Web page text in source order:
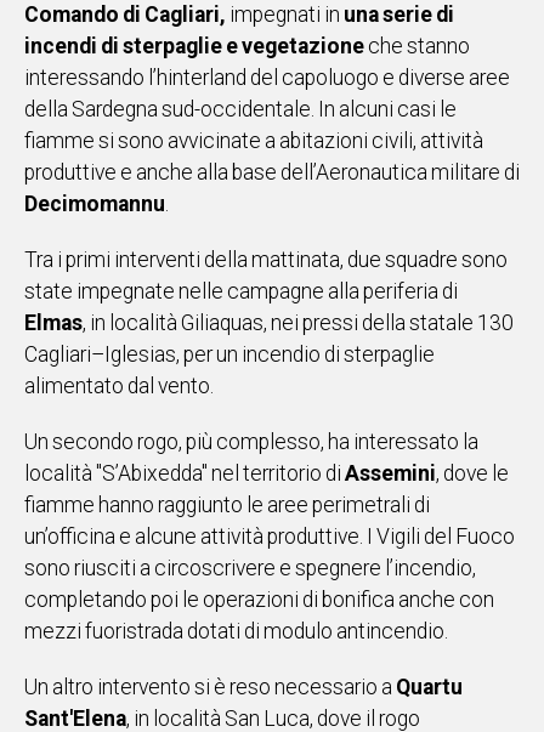
IN
ITALIA
NEL
MONDO
SPORT
EVENTI
STORIE
VIDEO
Vai
WHATSAPP
Social
Comando di Cagliari, impegnati in una serie di
incendi di sterpaglie e vegetazione che stanno
interessando l’hinterland del capoluogo e diverse aree
della Sardegna sud-occidentale. In alcuni casi le
fiamme si sono avvicinate a abitazioni civili, attività
produttive e anche alla base dell’Aeronautica militare di
Decimomannu.
Tra i primi interventi della mattinata, due squadre sono
state impegnate nelle campagne alla periferia di
Elmas, in località Giliaquas, nei pressi della statale 130
Cagliari–Iglesias, per un incendio di sterpaglie
alimentato dal vento.
Un secondo rogo, più complesso, ha interessato la
località "S’Abixedda" nel territorio di Assemini, dove le
fiamme hanno raggiunto le aree perimetrali di
un’officina e alcune attività produttive. I Vigili del Fuoco
sono riusciti a circoscrivere e spegnere l’incendio,
completando poi le operazioni di bonifica anche con
mezzi fuoristrada dotati di modulo antincendio.
Un altro intervento si è reso necessario a Quartu
Sant'Elena, in località San Luca, dove il rogo